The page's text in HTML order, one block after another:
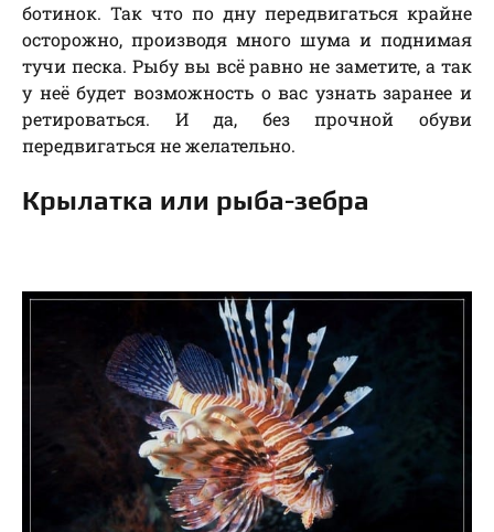
ботинок. Так что по дну передвигаться крайне
осторожно, производя много шума и поднимая
тучи песка. Рыбу вы всё равно не заметите, а так
у неё будет возможность о вас узнать заранее и
ретироваться. И да, без прочной обуви
передвигаться не желательно.
Крылатка или рыба-зебра